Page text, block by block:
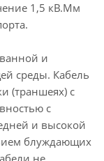
1,5 кВ.Мм
и
среды. Кабель
(траншеях) с
с
и высокой
блуждающих
не